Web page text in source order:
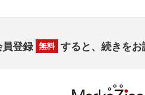
登録 無料 すると、続きを